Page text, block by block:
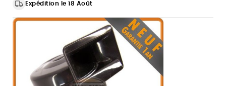
Expédition le 18 Août